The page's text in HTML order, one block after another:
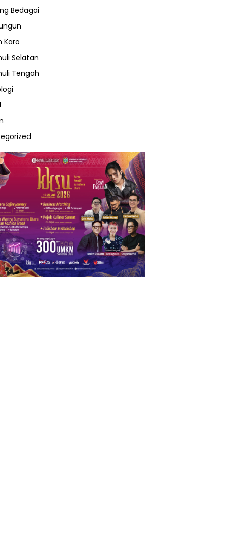
Bedagai
Karo
Selatan
Tengah